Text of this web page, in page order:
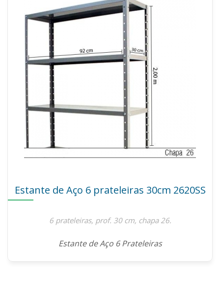
Estante de Aço 6 prateleiras 30cm 2620SS
6 prateleiras, prof. 30 cm, chapa 26.
Estante de Aço 6 Prateleiras